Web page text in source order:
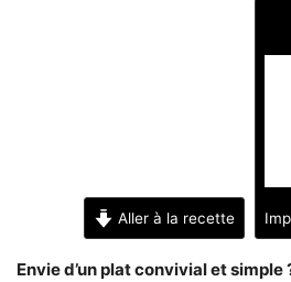
Aller à la recette
Envie d’un plat convivial et simple